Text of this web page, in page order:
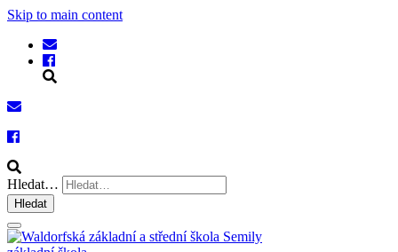
Skip to main content
Hledat…
Hledat